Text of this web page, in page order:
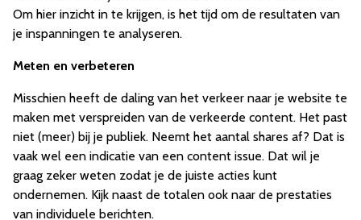
Om hier inzicht in te krijgen, is het tijd om de resultaten van
je inspanningen te analyseren.
Meten en verbeteren
Misschien heeft de daling van het verkeer naar je website te
maken met verspreiden van de verkeerde content. Het past
niet (meer) bij je publiek. Neemt het aantal shares af? Dat is
vaak wel een indicatie van een content issue. Dat wil je
graag zeker weten zodat je de juiste acties kunt
ondernemen. Kijk naast de totalen ook naar de prestaties
van individuele berichten.